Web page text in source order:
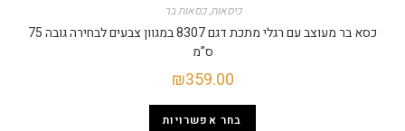
כיסאות,כסאות בר
כסא בר מעוצב עם רגלי מתכת דגם 8307 במגוון צבעים לבחירה גובה 75
ס”מ
₪359.00
בחר אפשרויות